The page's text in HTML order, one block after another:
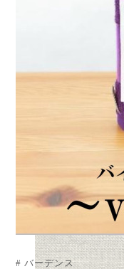
# バーデンス